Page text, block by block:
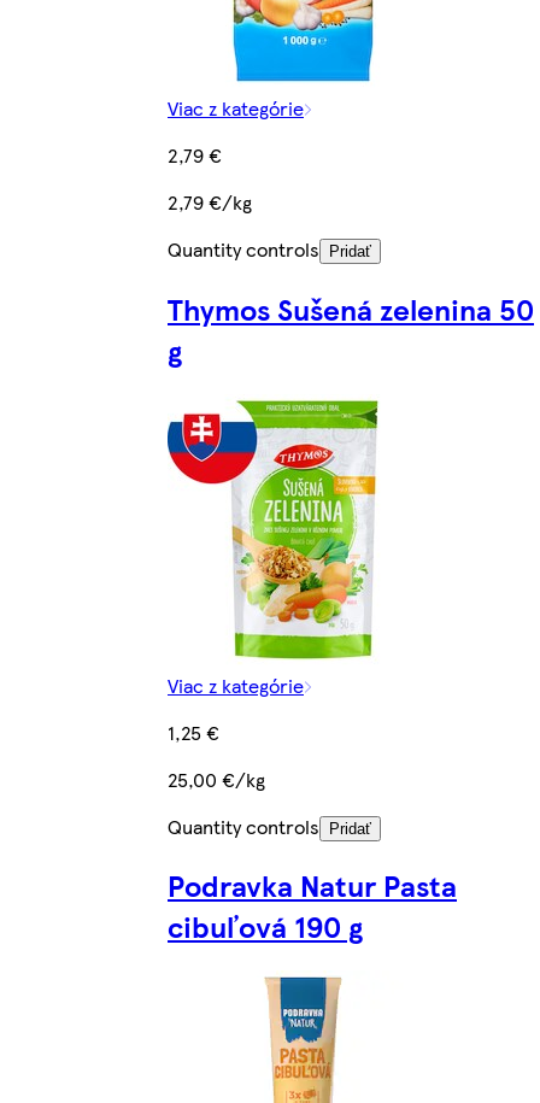
Viac z kategórie
2,79 €
2,79 €/kg
Quantity controls
Pridať
Thymos Sušená zelenina 50
g
Viac z kategórie
1,25 €
25,00 €/kg
Quantity controls
Pridať
Podravka Natur Pasta
cibuľová 190 g